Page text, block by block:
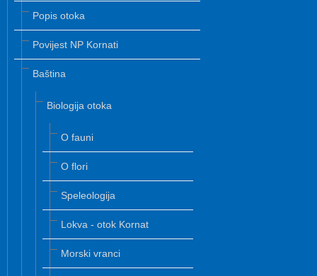
Popis otoka
Povijest NP Kornati
Baština
Biologija otoka
O fauni
O flori
Speleologija
Lokva - otok Kornat
Morski vranci